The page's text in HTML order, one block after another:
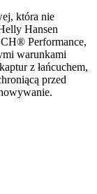
która nie
Hansen
Performance,
warunkami
z łańcuchem,
przed